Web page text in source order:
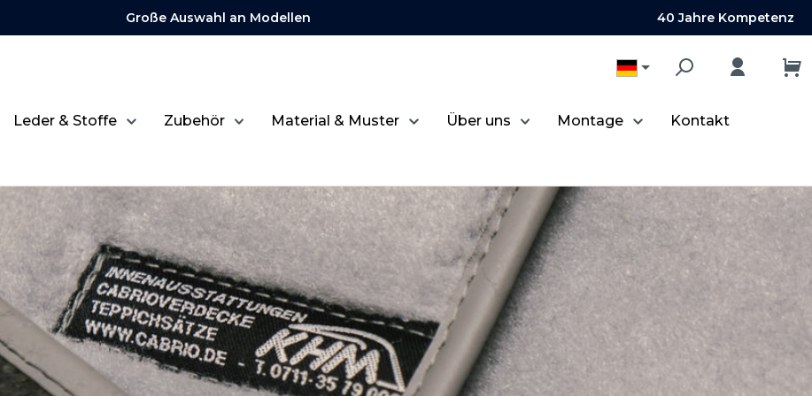
Große Auswahl an Modellen 40 Jahre Kompetenz
Leder & Stoffe Zubehör Material & Muster Über uns Montage Kontakt